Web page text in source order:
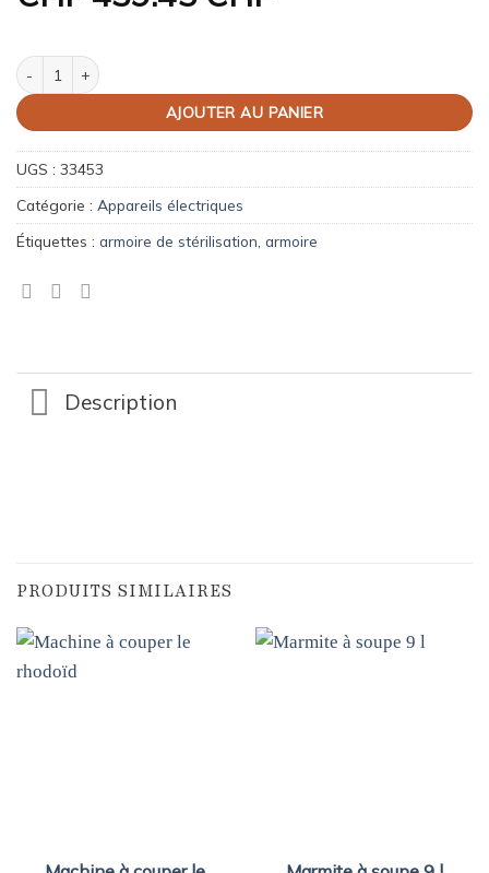
quantité de Armoire de stérilisation
AJOUTER AU PANIER
UGS : 33453
Catégorie : Appareils électriques
Étiquettes : armoire de stérilisation armoire
Description
PRODUITS SIMILAIRES